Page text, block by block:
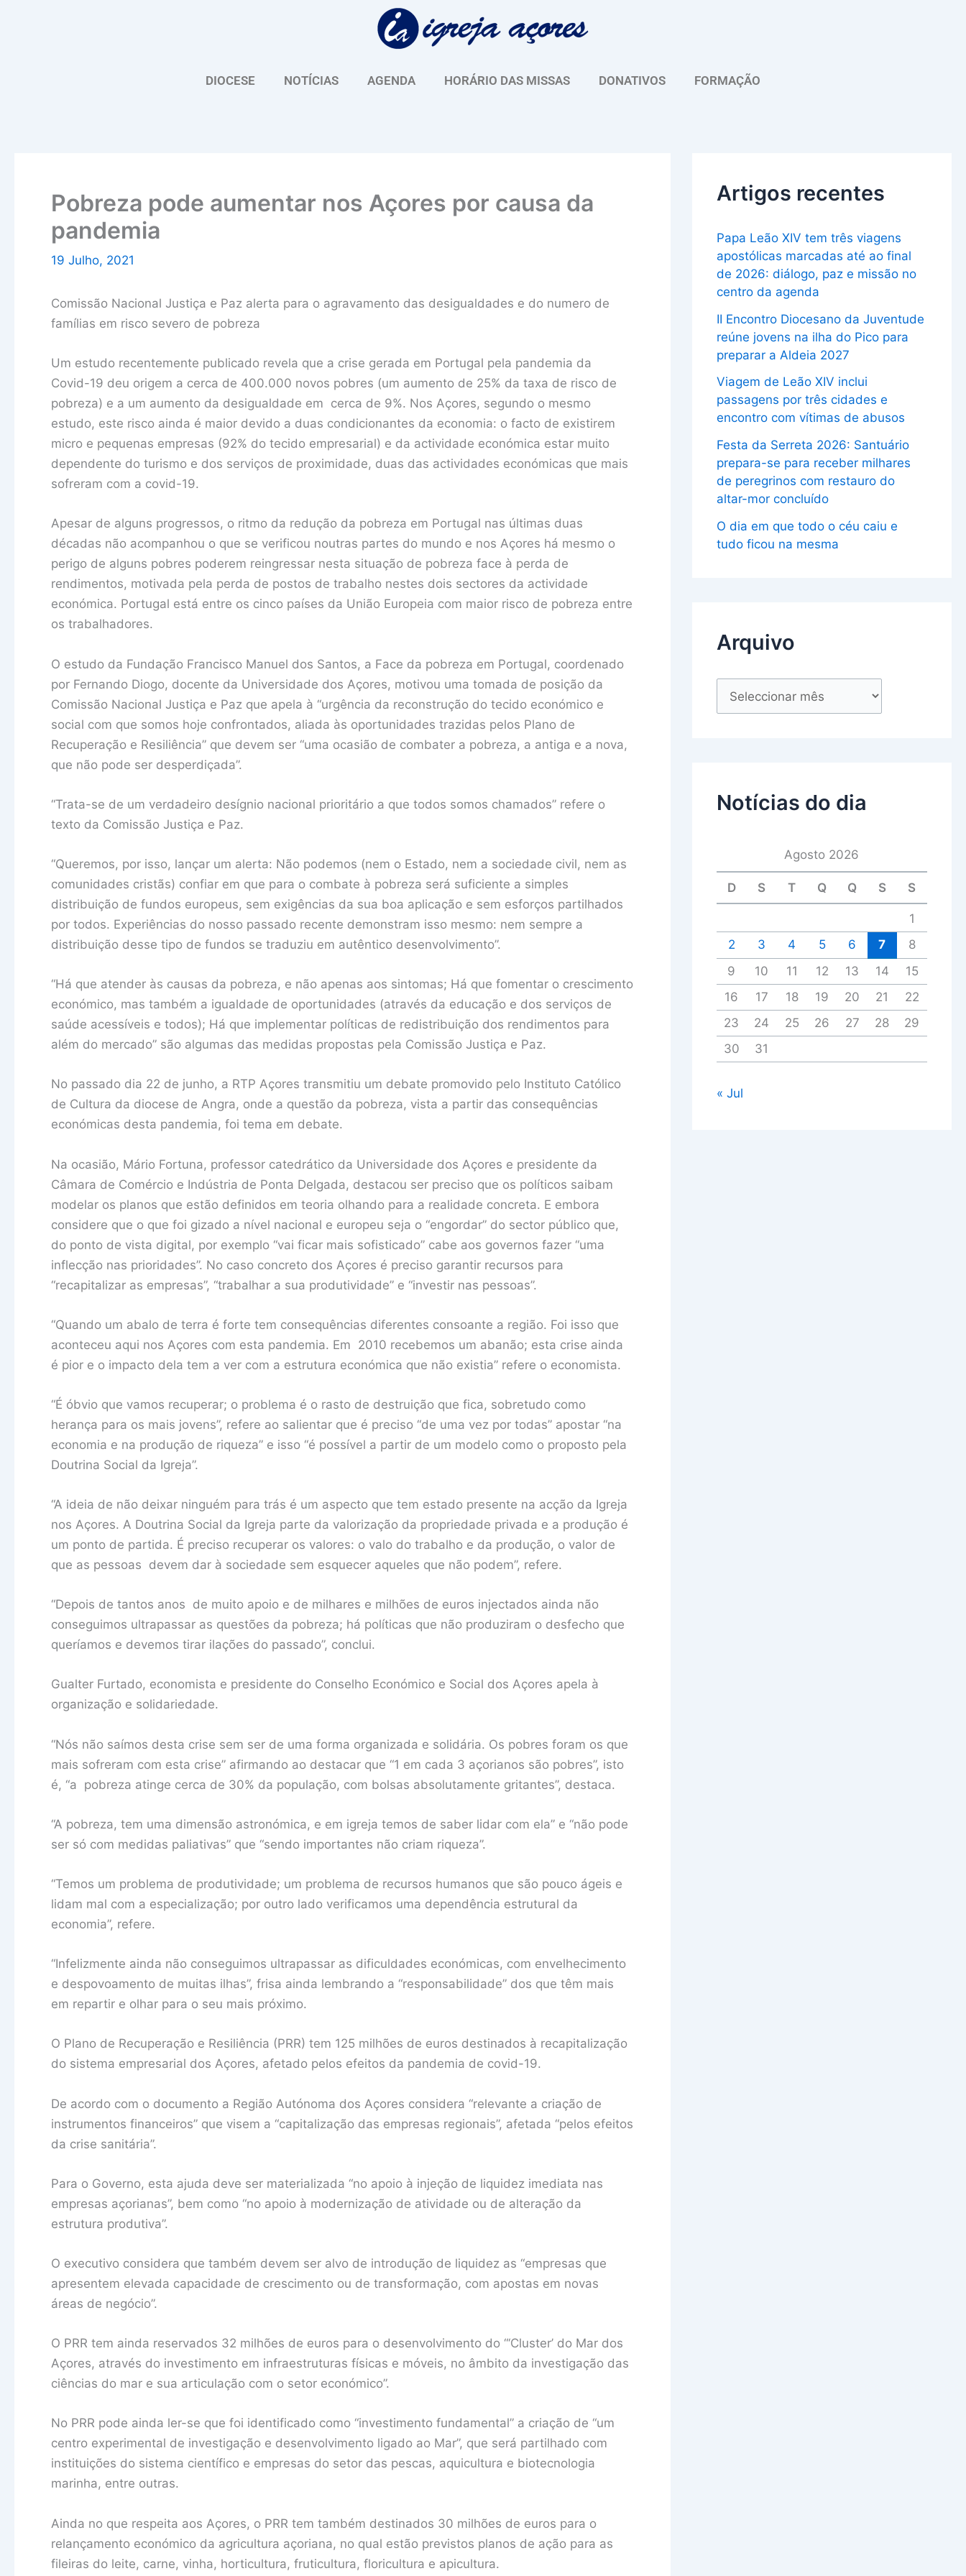
DIOCESE NOTÍCIAS AGENDA HORÁRIO DAS MISSAS DONATIVOS FORMAÇÃO
Pobreza pode aumentar nos Açores por causa da
pandemia
19 Julho, 2021
Comissão Nacional Justiça e Paz alerta para o agravamento das desigualdades e do numero de
famílias em risco severo de pobreza
Um estudo recentemente publicado revela que a crise gerada em Portugal pela pandemia da
Covid-19 deu origem a cerca de 400.000 novos pobres (um aumento de 25% da taxa de risco de
pobreza) e a um aumento da desigualdade em cerca de 9%. Nos Açores, segundo o mesmo
estudo, este risco ainda é maior devido a duas condicionantes da economia: o facto de existirem
micro e pequenas empresas (92% do tecido empresarial) e da actividade económica estar muito
dependente do turismo e dos serviços de proximidade, duas das actividades económicas que mais
sofreram com a covid-19.
Apesar de alguns progressos, o ritmo da redução da pobreza em Portugal nas últimas duas
décadas não acompanhou o que se verificou noutras partes do mundo e nos Açores há mesmo o
perigo de alguns pobres poderem reingressar nesta situação de pobreza face à perda de
rendimentos, motivada pela perda de postos de trabalho nestes dois sectores da actividade
económica. Portugal está entre os cinco países da União Europeia com maior risco de pobreza entre
os trabalhadores.
O estudo da Fundação Francisco Manuel dos Santos, a Face da pobreza em Portugal, coordenado
por Fernando Diogo, docente da Universidade dos Açores, motivou uma tomada de posição da
Comissão Nacional Justiça e Paz que apela à “urgência da reconstrução do tecido económico e
social com que somos hoje confrontados, aliada às oportunidades trazidas pelos Plano de
Recuperação e Resiliência” que devem ser “uma ocasião de combater a pobreza, a antiga e a nova,
que não pode ser desperdiçada”.
“Trata-se de um verdadeiro desígnio nacional prioritário a que todos somos chamados” refere o
texto da Comissão Justiça e Paz.
“Queremos, por isso, lançar um alerta: Não podemos (nem o Estado, nem a sociedade civil, nem as
comunidades cristãs) confiar em que para o combate à pobreza será suficiente a simples
distribuição de fundos europeus, sem exigências da sua boa aplicação e sem esforços partilhados
por todos. Experiências do nosso passado recente demonstram isso mesmo: nem sempre a
distribuição desse tipo de fundos se traduziu em autêntico desenvolvimento”.
“Há que atender às causas da pobreza, e não apenas aos sintomas; Há que fomentar o crescimento
económico, mas também a igualdade de oportunidades (através da educação e dos serviços de
saúde acessíveis e todos); Há que implementar políticas de redistribuição dos rendimentos para
além do mercado” são algumas das medidas propostas pela Comissão Justiça e Paz.
No passado dia 22 de junho, a RTP Açores transmitiu um debate promovido pelo Instituto Católico
de Cultura da diocese de Angra, onde a questão da pobreza, vista a partir das consequências
económicas desta pandemia, foi tema em debate.
Na ocasião, Mário Fortuna, professor catedrático da Universidade dos Açores e presidente da
Câmara de Comércio e Indústria de Ponta Delgada, destacou ser preciso que os políticos saibam
modelar os planos que estão definidos em teoria olhando para a realidade concreta. E embora
considere que o que foi gizado a nível nacional e europeu seja o “engordar” do sector público que,
do ponto de vista digital, por exemplo “vai ficar mais sofisticado” cabe aos governos fazer “uma
inflecção nas prioridades”. No caso concreto dos Açores é preciso garantir recursos para
“recapitalizar as empresas”, “trabalhar a sua produtividade” e “investir nas pessoas”.
“Quando um abalo de terra é forte tem consequências diferentes consoante a região. Foi isso que
aconteceu aqui nos Açores com esta pandemia. Em 2010 recebemos um abanão; esta crise ainda
é pior e o impacto dela tem a ver com a estrutura económica que não existia” refere o economista.
“É óbvio que vamos recuperar; o problema é o rasto de destruição que fica, sobretudo como
herança para os mais jovens”, refere ao salientar que é preciso “de uma vez por todas” apostar “na
economia e na produção de riqueza” e isso “é possível a partir de um modelo como o proposto pela
Doutrina Social da Igreja”.
“A ideia de não deixar ninguém para trás é um aspecto que tem estado presente na acção da Igreja
nos Açores. A Doutrina Social da Igreja parte da valorização da propriedade privada e a produção é
um ponto de partida. É preciso recuperar os valores: o valo do trabalho e da produção, o valor de
que as pessoas devem dar à sociedade sem esquecer aqueles que não podem”, refere.
“Depois de tantos anos de muito apoio e de milhares e milhões de euros injectados ainda não
conseguimos ultrapassar as questões da pobreza; há políticas que não produziram o desfecho que
queríamos e devemos tirar ilações do passado”, conclui.
Gualter Furtado, economista e presidente do Conselho Económico e Social dos Açores apela à
organização e solidariedade.
“Nós não saímos desta crise sem ser de uma forma organizada e solidária. Os pobres foram os que
mais sofreram com esta crise” afirmando ao destacar que “1 em cada 3 açorianos são pobres”, isto
é, “a pobreza atinge cerca de 30% da população, com bolsas absolutamente gritantes”, destaca.
“A pobreza, tem uma dimensão astronómica, e em igreja temos de saber lidar com ela” e “não pode
ser só com medidas paliativas” que “sendo importantes não criam riqueza”.
“Temos um problema de produtividade; um problema de recursos humanos que são pouco ágeis e
lidam mal com a especialização; por outro lado verificamos uma dependência estrutural da
economia”, refere.
“Infelizmente ainda não conseguimos ultrapassar as dificuldades económicas, com envelhecimento
e despovoamento de muitas ilhas”, frisa ainda lembrando a “responsabilidade” dos que têm mais
em repartir e olhar para o seu mais próximo.
O Plano de Recuperação e Resiliência (PRR) tem 125 milhões de euros destinados à recapitalização
do sistema empresarial dos Açores, afetado pelos efeitos da pandemia de covid-19.
De acordo com o documento a Região Autónoma dos Açores considera “relevante a criação de
instrumentos financeiros” que visem a “capitalização das empresas regionais”, afetada “pelos efeitos
da crise sanitária”.
Para o Governo, esta ajuda deve ser materializada “no apoio à injeção de liquidez imediata nas
empresas açorianas”, bem como “no apoio à modernização de atividade ou de alteração da
estrutura produtiva”.
O executivo considera que também devem ser alvo de introdução de liquidez as “empresas que
apresentem elevada capacidade de crescimento ou de transformação, com apostas em novas
áreas de negócio”.
O PRR tem ainda reservados 32 milhões de euros para o desenvolvimento do “‘Cluster’ do Mar dos
Açores, através do investimento em infraestruturas físicas e móveis, no âmbito da investigação das
ciências do mar e sua articulação com o setor económico”.
No PRR pode ainda ler-se que foi identificado como “investimento fundamental” a criação de “um
centro experimental de investigação e desenvolvimento ligado ao Mar”, que será partilhado com
instituições do sistema científico e empresas do setor das pescas, aquicultura e biotecnologia
marinha, entre outras.
Ainda no que respeita aos Açores, o PRR tem também destinados 30 milhões de euros para o
relançamento económico da agricultura açoriana, no qual estão previstos planos de ação para as
fileiras do leite, carne, vinha, horticultura, fruticultura, floricultura e apicultura.
Artigos recentes
Papa Leão XIV tem três viagens
apostólicas marcadas até ao final
de 2026: diálogo, paz e missão no
centro da agenda
II Encontro Diocesano da Juventude
reúne jovens na ilha do Pico para
preparar a Aldeia 2027
Viagem de Leão XIV inclui
passagens por três cidades e
encontro com vítimas de abusos
Festa da Serreta 2026: Santuário
prepara-se para receber milhares
de peregrinos com restauro do
altar-mor concluído
O dia em que todo o céu caiu e
tudo ficou na mesma
Arquivo
u
Notícias do dia
Agosto 2026
D S T Q Q S S
1
2
3 4 5 6 7
8
9
10 11 12 13 14
15
16
17 18 19 20 21
22
23
24 25 26 27 28
29
30
31
« Jul